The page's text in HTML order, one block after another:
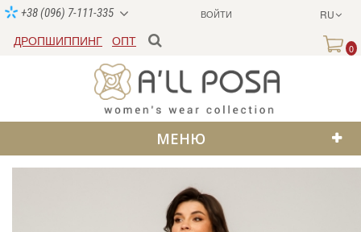
ВОЙТИ RU
+38 (096) 7-111-335
ДРОПШИППИНГ ОПТ
0
МЕНЮ